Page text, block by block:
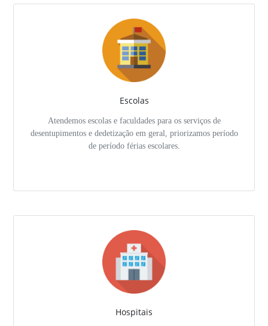
Escolas
Atendemos escolas e faculdades para os serviços de
desentupimentos e dedetização em geral, priorizamos período
de período férias escolares.
Hospitais